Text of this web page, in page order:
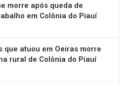
morre após queda de
em Colônia do Piauí
que atuou em Oeiras morre
rural de Colônia do Piauí